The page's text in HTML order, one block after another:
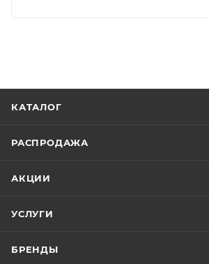
КАТАЛОГ
РАСПРОДАЖА
АКЦИИ
УСЛУГИ
БРЕНДЫ